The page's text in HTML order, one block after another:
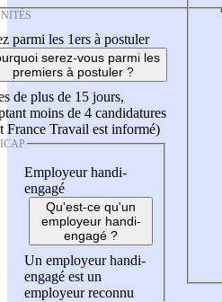
parmi les 1ers à postuler
serez-vous parmi les
premiers à postuler ?
de plus de 15 jours,
moins de 4 candidatures
France Travail est informé)
Employeur handi-
engagé
Qu'est-ce qu'un
employeur handi-
engagé ?
Un employeur handi-
engagé est un
employeur reconnu